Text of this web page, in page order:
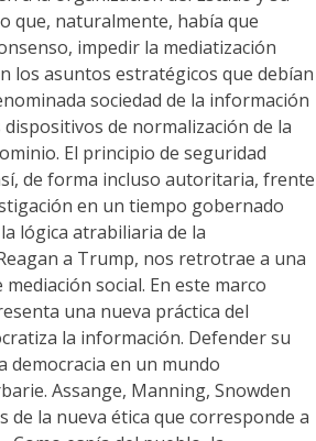
que, naturalmente, había que
impedir la mediatización
los asuntos estratégicos que debían
sociedad de la información
de normalización de la
El principio de seguridad
de forma incluso autoritaria, frente
en un tiempo gobernado
lógica atrabiliaria de la
a Trump, nos retrotrae a una
social. En este marco
una nueva práctica del
la información. Defender su
democracia en un mundo
Assange, Manning, Snowden
de la nueva ética que corresponde a